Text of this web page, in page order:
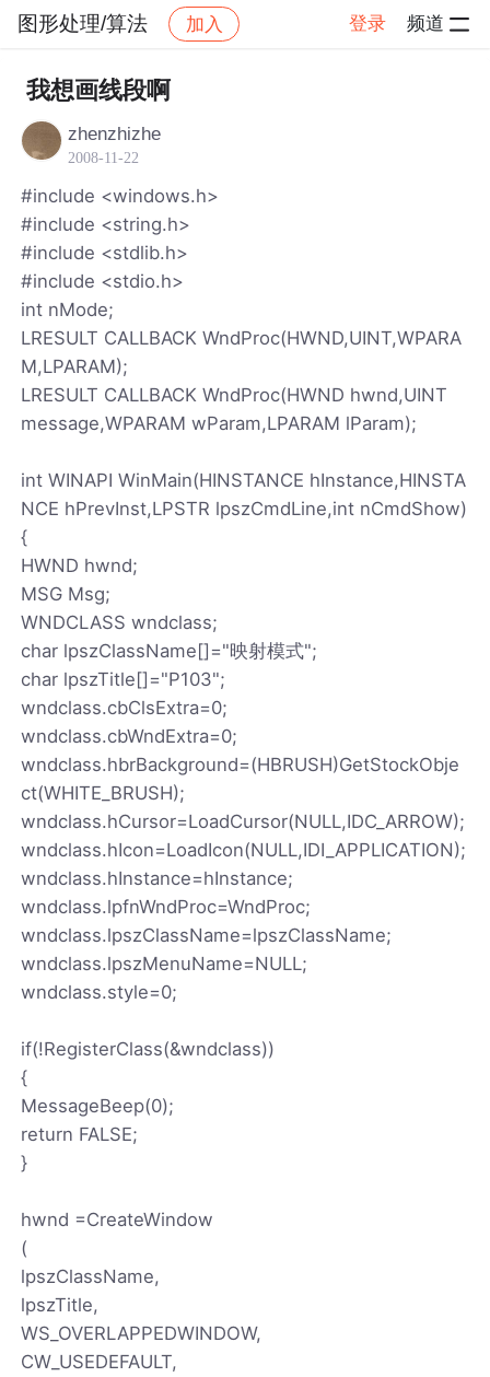
图形处理/算法 加入 登录 频道
社区 图形处理/算法
我想画线段啊
zhenzhizhe
2008-11-22
#include <windows.h>
#include <string.h>
#include <stdlib.h>
#include <stdio.h>
int nMode;
LRESULT CALLBACK WndProc(HWND,UINT,WPARA
M,LPARAM);
LRESULT CALLBACK WndProc(HWND hwnd,UINT
message,WPARAM wParam,LPARAM lParam);
int WINAPI WinMain(HINSTANCE hInstance,HINSTA
NCE hPrevInst,LPSTR lpszCmdLine,int nCmdShow)
{
HWND hwnd;
MSG Msg;
WNDCLASS wndclass;
char lpszClassName[]="映射模式";
char lpszTitle[]="P103";
wndclass.cbClsExtra=0;
wndclass.cbWndExtra=0;
wndclass.hbrBackground=(HBRUSH)GetStockObje
ct(WHITE_BRUSH);
wndclass.hCursor=LoadCursor(NULL,IDC_ARROW);
wndclass.hIcon=LoadIcon(NULL,IDI_APPLICATION);
wndclass.hInstance=hInstance;
wndclass.lpfnWndProc=WndProc;
wndclass.lpszClassName=lpszClassName;
wndclass.lpszMenuName=NULL;
wndclass.style=0;
if(!RegisterClass(&wndclass))
{
MessageBeep(0);
return FALSE;
}
hwnd =CreateWindow
(
lpszClassName,
lpszTitle,
WS_OVERLAPPEDWINDOW,
CW_USEDEFAULT,